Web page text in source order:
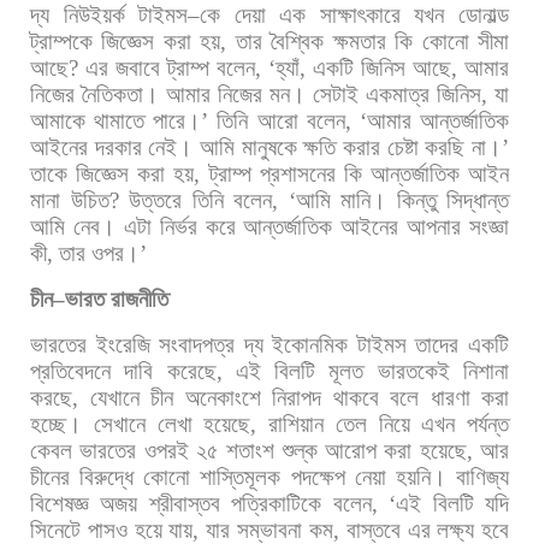
দ্য নিউইয়র্ক টাইমস–কে দেয়া এক সাক্ষাৎকারে যখন ডোনাল্ড
ট্রাম্পকে জিজ্ঞেস করা হয়,তার বৈশ্বিক ক্ষমতার কি কোনো সীমা
আছে? এর জবাবে ট্রাম্প বলেন, ‘হ্যাঁ, একটি জিনিস আছে, আমার
নিজের নৈতিকতা। আমার নিজের মন। সেটাই একমাত্র জিনিস, যা
আমাকে থামাতে পারে। ’তিনি আরো বলেন, ‘আমার আন্তর্জাতিক
আইনের দরকার নেই। আমি মানুষকে ক্ষতি করার চেষ্টা করছি না। ’
তাকে জিজ্ঞেস করা হয়,ট্রাম্প প্রশাসনের কি আন্তর্জাতিক আইন
মানা উচিত? উত্তরে তিনি বলেন, ‘আমি মানি। কিন্তু সিদ্ধান্ত
আমি নেব। এটা নির্ভর করে আন্তর্জাতিক আইনের আপনার সংজ্ঞা
কী,তার ওপর। ’
চীন–ভারত রাজনীতি
ভারতের ইংরেজি সংবাদপত্র দ্য ইকোনমিক টাইমস তাদের একটি
প্রতিবেদনে দাবি করেছে, এই বিলটি মূলত ভারতকেই নিশানা
করছে, যেখানে চীন অনেকাংশে নিরাপদ থাকবে বলে ধারণা করা
হচ্ছে। সেখানে লেখা হয়েছে, রাশিয়ান তেল নিয়ে এখন পর্যন্ত
কেবল ভারতের ওপরই ২৫ শতাংশ শুল্ক আরোপ করা হয়েছে,আর
চীনের বিরুদ্ধে কোনো শাস্তিমূলক পদক্ষেপ নেয়া হয়নি। বাণিজ্য
বিশেষজ্ঞ অজয় শ্রীবাস্তব পত্রিকাটিকে বলেন, ‘এই বিলটি যদি
সিনেটে পাসও হয়ে যায়,যার সম্ভাবনা কম, বাস্তবে এর লক্ষ্য হবে